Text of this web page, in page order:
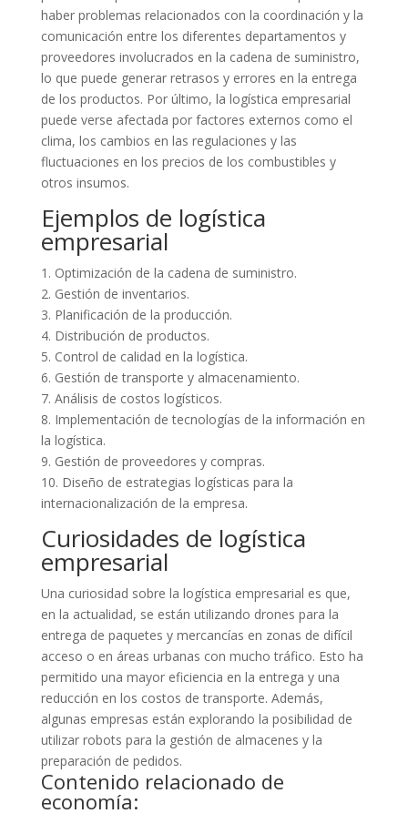
haber problemas relacionados con la coordinación y la
comunicación entre los diferentes departamentos y
proveedores involucrados en la cadena de suministro,
lo que puede generar retrasos y errores en la entrega
de los productos. Por último, la logística empresarial
puede verse afectada por factores externos como el
clima, los cambios en las regulaciones y las
fluctuaciones en los precios de los combustibles y
otros insumos.
Ejemplos de logística
empresarial
1. Optimización de la cadena de suministro.
2. Gestión de inventarios.
3. Planificación de la producción.
4. Distribución de productos.
5. Control de calidad en la logística.
6. Gestión de transporte y almacenamiento.
7. Análisis de costos logísticos.
8. Implementación de tecnologías de la información en
la logística.
9. Gestión de proveedores y compras.
10. Diseño de estrategias logísticas para la
internacionalización de la empresa.
Curiosidades de logística
empresarial
Una curiosidad sobre la logística empresarial es que,
en la actualidad, se están utilizando drones para la
entrega de paquetes y mercancías en zonas de difícil
acceso o en áreas urbanas con mucho tráfico. Esto ha
permitido una mayor eficiencia en la entrega y una
reducción en los costos de transporte. Además,
algunas empresas están explorando la posibilidad de
utilizar robots para la gestión de almacenes y la
preparación de pedidos.
Contenido relacionado de
economía: